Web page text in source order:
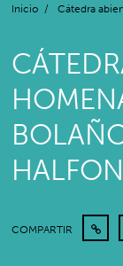
Inicio / Cátedra
HALFON
COMPARTIR